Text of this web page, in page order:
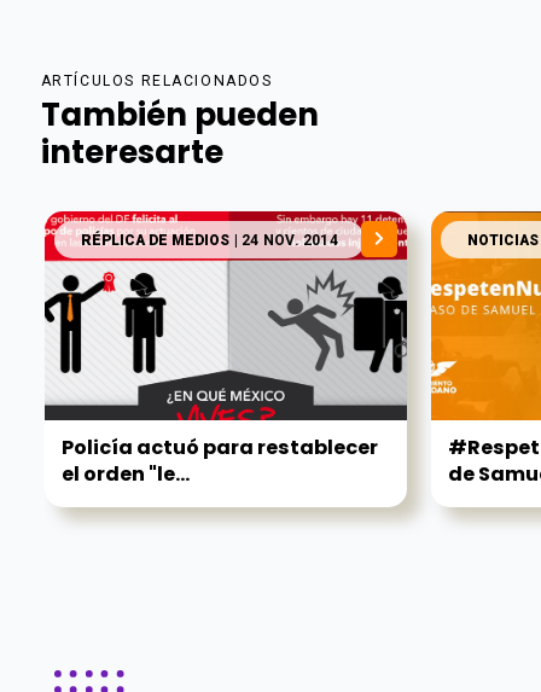
ARTÍCULOS RELACIONADOS
También pueden
interesarte
RÉPLICA DE MEDIOS | 24 NOV. 2014
Policía actuó para restablecer
el orden "le...
NOTICIAS
de